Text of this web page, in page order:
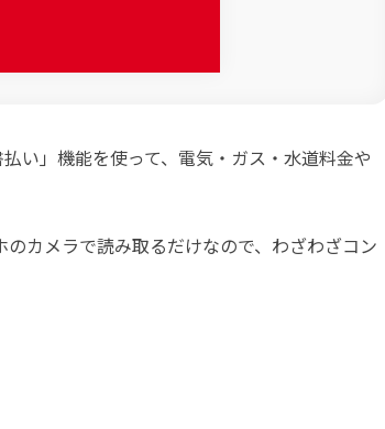
い」機能を使って、電気・ガス・水道料金や
カメラで読み取るだけなので、わざわざコン